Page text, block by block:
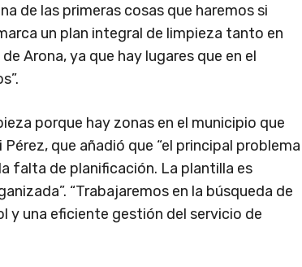
de las primeras cosas que haremos si
un plan integral de limpieza tanto en
Arona, ya que hay lugares que en el
porque hay zonas en el municipio que
que añadió que “el principal problema
falta de planificación. La plantilla es
“Trabajaremos en la búsqueda de
y una eficiente gestión del servicio de